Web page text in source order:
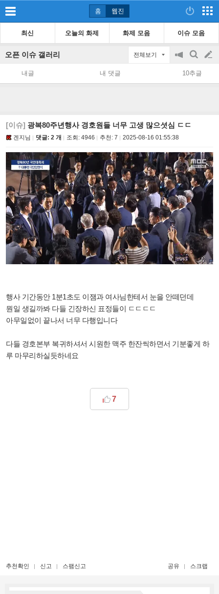
홈 웹진
최신 오늘의 화제 화제 모음 이슈 모음
오픈 이슈 갤러리 전체보기
공
지
on/off
검
색
글
쓰
내글 내 댓글 10추글
[이슈] 광복80주년행사 경호원들 너무 고생 많으셧심 ㄷㄷ
겐지님 댓글: 2 개 조회: 4946 추천: 7 2025-08-16 01:55:38
행사 기간동안 1분1초도 이잼과 여사님한테서 눈을 안떼던데
뭔일 생길까봐 다들 긴장하신 표정들이 ㄷㄷㄷㄷ
아무일없이 끝나서 너무 다행입니다
다들 경호본부 복귀하셔서 시원한 맥주 한잔씩하면서 기분좋게 하
루 마무리하실듯하네요
7
추천확인 신고 스팸신고 공유 스크랩